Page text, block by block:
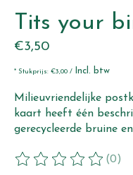
Tits your
€3,50
* Stukprijs: €3,00 / Incl. btw
Milieuvriendelijke
kaart heeft één
gerecycleerde bruine
De beoordeling van
(0)